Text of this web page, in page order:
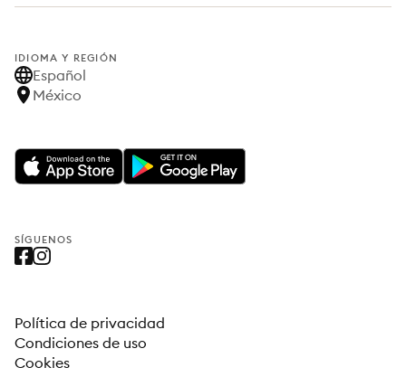
IDIOMA Y REGIÓN
Español
México
SÍGUENOS
Política de privacidad
Condiciones de uso
Cookies